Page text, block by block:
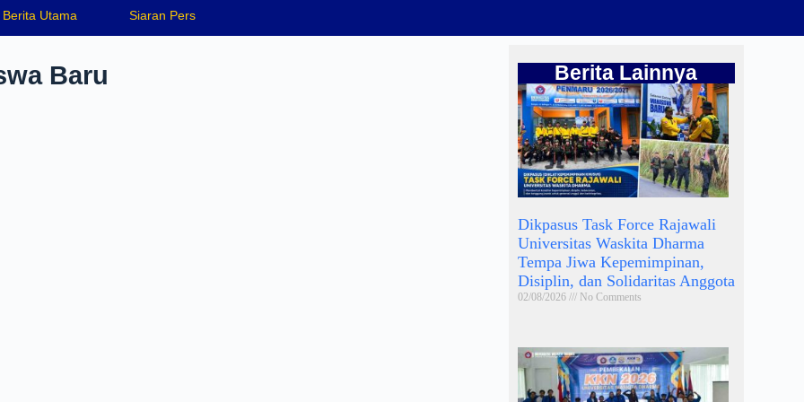
Berita Utama Siaran Pers
Baru Berita Lainnya
Dikpasus Task Force Rajawali
Universitas Waskita Dharma
Tempa Jiwa Kepemimpinan,
Disiplin, dan Solidaritas Anggota
02/08/2026 No Comments